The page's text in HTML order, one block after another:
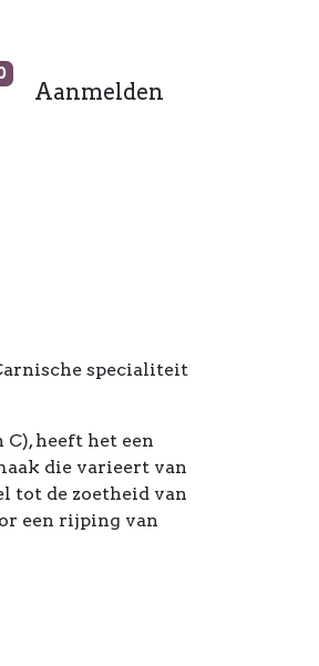
Aanmelden
specialiteit
heeft het een
die varieert van
tot de zoetheid van
een rijping van